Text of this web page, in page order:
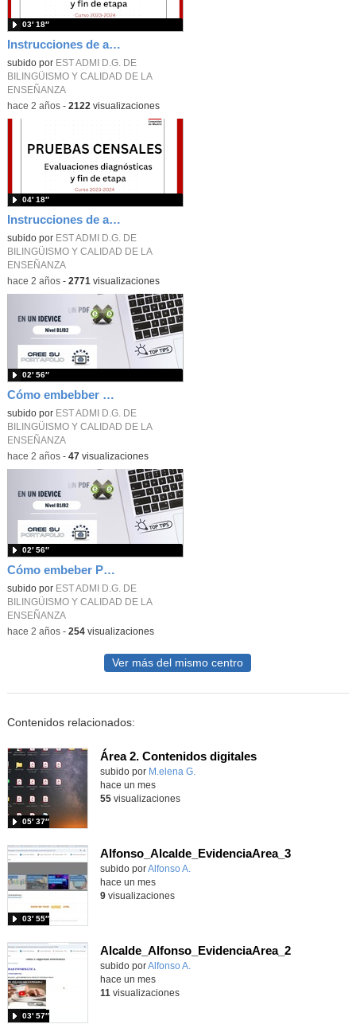
Instrucciones de aplicación de pruebas censales. Parte 2. Descarga de materiales. Curso 2023-2024.
subido por EST ADMI D.G. DE
BILINGÜISMO Y CALIDAD DE LA
ENSEÑANZA
03′ 18″
-hace 2 años- 2122 visualizaciones
Instrucciones de aplicación de pruebas censales. Parte 1. Acceso y configuración. Curso 2023-2024
subido por EST ADMI D.G. DE
BILINGÜISMO Y CALIDAD DE LA
ENSEÑANZA
04′ 18″
-hace 2 años- 2771 visualizaciones
Cómo embebber PDFs en eXeLearning
subido por EST ADMI D.G. DE
BILINGÜISMO Y CALIDAD DE LA
ENSEÑANZA
02′ 56″
-hace 2 años- 47 visualizaciones
Cómo embeber PDFs en un iDevice en eXeLearning
subido por EST ADMI D.G. DE
BILINGÜISMO Y CALIDAD DE LA
ENSEÑANZA
02′ 56″
-hace 2 años- 254visualizaciones
Ver más del mismo centro
Contenidos relacionados:
Área 2. Contenidos digitales
Contenido educativo.
subido por M.elena G.
05′ 37″
hace un mes
55visualizaciones
Alfonso_Alcalde_EvidenciaArea_3
Contenido educativo.
subido porAlfonso A.
03′ 55″
hace un mes
9visualizaciones
Alcalde_Alfonso_EvidenciaArea_2
Contenido educativo.
subido porAlfonso A.
03′ 57″
hace un mes
11 visualizaciones